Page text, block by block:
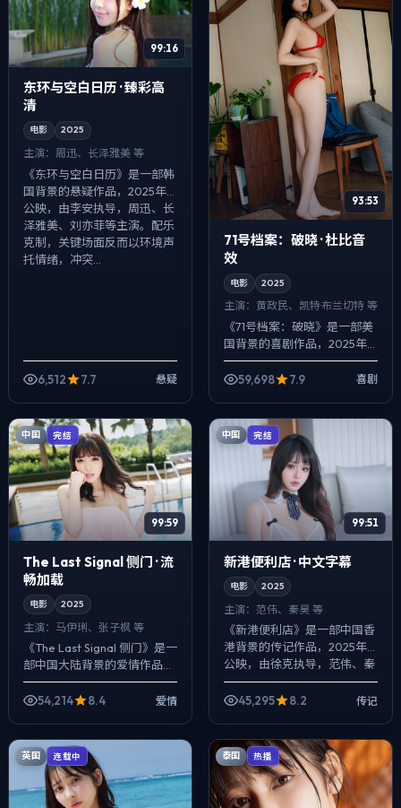
99:16
东环与空白日历 · 臻彩高
清
电影 2025
主演： 周迅、长泽雅美 等
《东环与空白日历》是一部韩
国背景的悬疑作品，2025年
公映，由李安执导，周迅、长
泽雅美、刘亦菲等主演。配乐
克制，关键场面反而以环境声
托情绪，冲突...
6,512 7.7 悬疑
93:53
71号档案：破晓 · 杜比音
效
电影 2025
主演： 黄政民、凯特·布兰切特 等
《71号档案：破晓》是一部美
国背景的喜剧作品，2025年
公映，由陈凯歌执导，黄政
民、凯特·布兰切特、范伟等主
59,698 7.9 喜剧
中国 完结
99:59
The Last Signal 侧门 · 流
畅加载
电影 2025
主演： 马伊琍、张子枫 等
《The Last Signal 侧门》是一
部中国大陆背景的爱情作品，
2025年公映，由文牧野执
导，马伊琍、张子枫、沈腾等
54,214 8.4 爱情
中国 完结
99:51
新港便利店 · 中文字幕
电影 2025
主演： 范伟、秦昊 等
《新港便利店》是一部中国香
港背景的传记作品，2025年
公映，由徐克执导，范伟、秦
昊、佛罗伦斯·皮尤等主演。强
调群像而非单一英雄，配角线
45,295 8.2 传记
英国 连载中 泰国 热播